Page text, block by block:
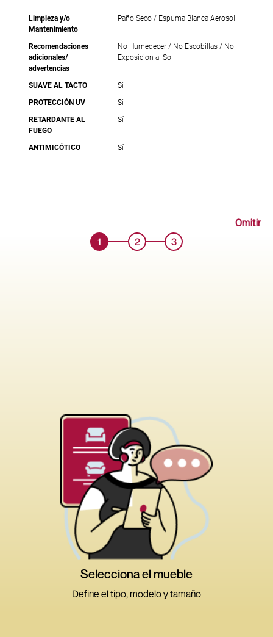
Limpieza y/o
Mantenimiento
Paño Seco / Espuma Blanca Aerosol
Recomendaciones
adicionales/
advertencias
No Humedecer / No Escobillas / No
Exposicion al Sol
SUAVE AL TACTO
Sí
PROTECCIÓN UV
Sí
RETARDANTE AL
FUEGO
Sí
ANTIMICÓTICO Sí